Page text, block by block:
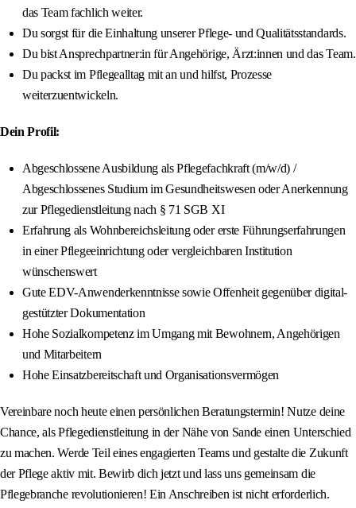
das Team fachlich weiter.
Du sorgst für die Einhaltung unserer Pflege- und Qualitätsstandards.
Du bist Ansprechpartner:in für Angehörige, Ärzt:innen und das Team.
Du packst im Pflegealltag mit an und hilfst, Prozesse
weiterzuentwickeln.
Dein Profil:
Abgeschlossene Ausbildung als Pflegefachkraft (m/w/d) /
Abgeschlossenes Studium im Gesundheitswesen oder Anerkennung
zur Pflegedienstleitung nach § 71 SGB XI
Erfahrung als Wohnbereichsleitung oder erste Führungserfahrungen
in einer Pflegeeinrichtung oder vergleichbaren Institution
wünschenswert
Gute EDV-Anwenderkenntnisse sowie Offenheit gegenüber digital-
gestützter Dokumentation
Hohe Sozialkompetenz im Umgang mit Bewohnern, Angehörigen
und Mitarbeitern
Hohe Einsatzbereitschaft und Organisationsvermögen
Vereinbare noch heute einen persönlichen Beratungstermin! Nutze deine
Chance, als Pflegedienstleitung in der Nähe von Sande einen Unterschied
zu machen. Werde Teil eines engagierten Teams und gestalte die Zukunft
der Pflege aktiv mit. Bewirb dich jetzt und lass uns gemeinsam die
Pflegebranche revolutionieren! Ein Anschreiben ist nicht erforderlich.